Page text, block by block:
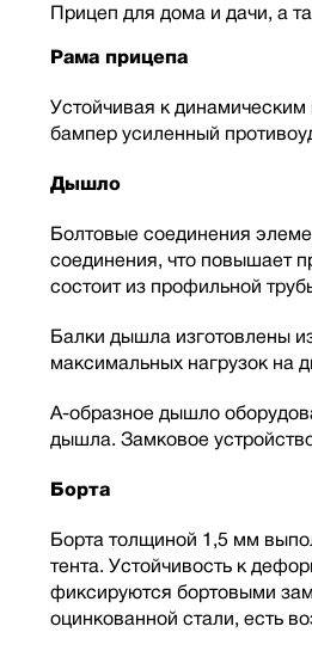
Прицеп для дома и дачи, а
Рама прицепа
Устойчивая к
бампер усиленный
Дышло
Болтовые соединения
соединения, что повышает
состоит из профильной
Балки дышла изготовлены
максимальных нагрузок на
А-образное дышло
дышла. Замковое
Борта
Борта толщиной 1,5 мм
тента. Устойчивость к
фиксируются бортовыми
оцинкованной стали, есть